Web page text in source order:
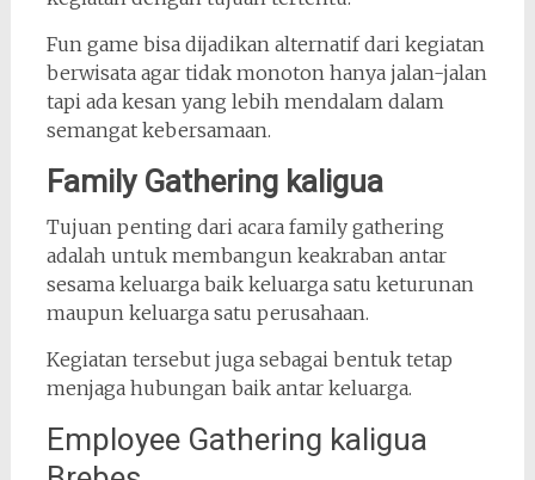
Fun game bisa dijadikan alternatif dari kegiatan
berwisata agar tidak monoton hanya jalan-jalan
tapi ada kesan yang lebih mendalam dalam
semangat kebersamaan.
Family Gathering kaligua
Tujuan penting dari acara family gathering
adalah untuk membangun keakraban antar
sesama keluarga baik keluarga satu keturunan
maupun keluarga satu perusahaan.
Kegiatan tersebut juga sebagai bentuk tetap
menjaga hubungan baik antar keluarga.
Employee Gathering kaligua